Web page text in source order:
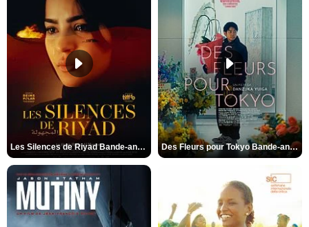
Les Silences de Riyad Bande-annonce VO STFR Des Fleurs pour Tokyo Bande-annonce VO STFR